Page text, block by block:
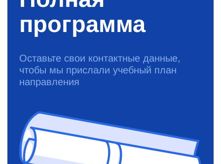
программа
Оставьте свои контактные данные,
чтобы мы прислали учебный план
направления